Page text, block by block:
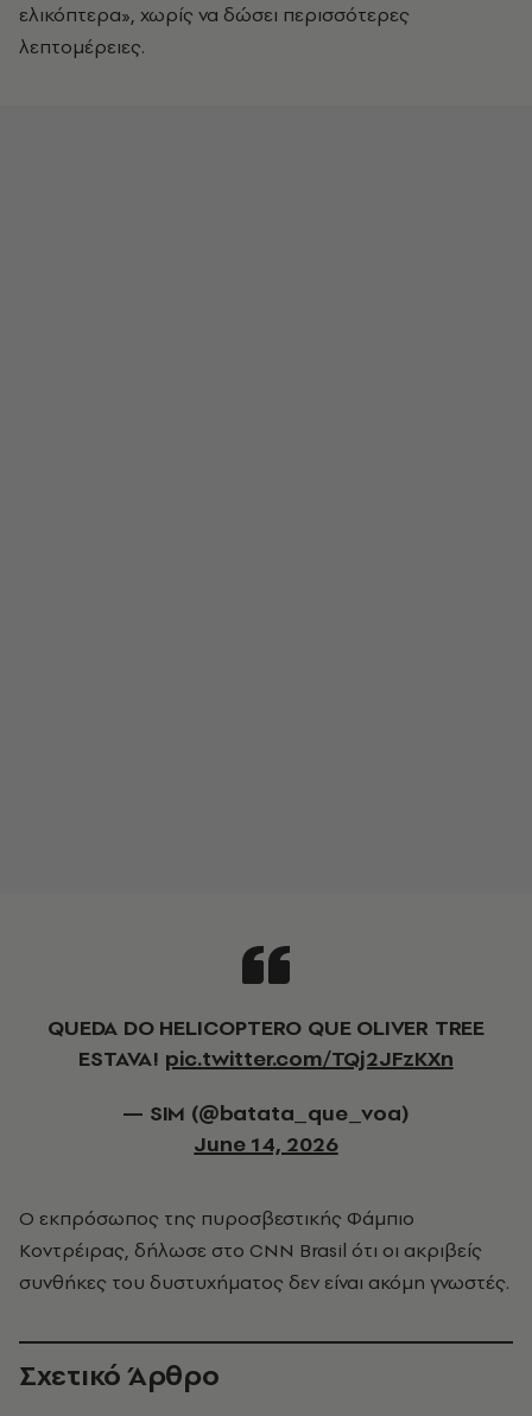
ελικόπτερα», χωρίς να δώσει περισσότερες
λεπτομέρειες.
QUEDA DO HELICOPTERO QUE OLIVER TREE
ESTAVA! pic.twitter.com/TQj2JFzKXn
— SIM (@batata_que_voa)
June 14, 2026
Ο εκπρόσωπος της πυροσβεστικής Φάμπιο
Κοντρέιρας, δήλωσε στο CNN Brasil ότι οι ακριβείς
συνθήκες του δυστυχήματος δεν είναι ακόμη γνωστές.
Σχετικό Άρθρο